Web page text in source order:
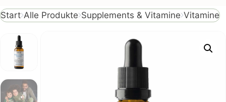
Start Alle Produkte Supplements & Vitamine Vitamine